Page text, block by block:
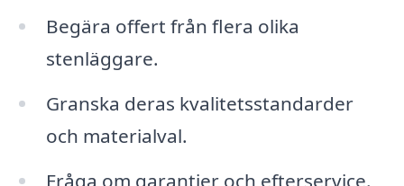
Begära offert från flera olika
stenläggare.
Granska deras kvalitetsstandarder
och materialval.
Fråga om garantier och efterservice.